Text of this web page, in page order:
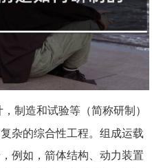
制造和试验等（简称研制）
杂的综合性工程。组成运载
例如，箭体结构、动力装置